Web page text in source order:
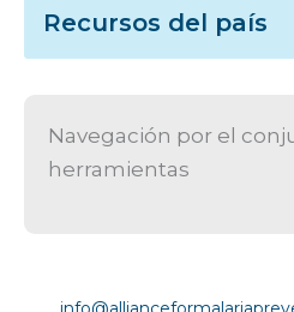
Recursos del país
Navegación por el
herramientas